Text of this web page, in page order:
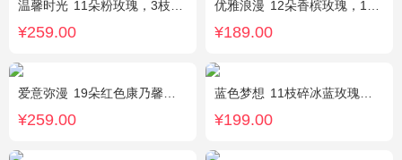
温馨时光 11朵粉玫瑰，3枝多头粉百合，黄莺搭配
¥259.00
优雅浪漫 12朵香槟玫瑰，1枝多头白百合，黄莺搭配
¥189.00
爱意弥漫 19朵红色康乃馨粉，2枝多头粉百合，黄莺、石竹梅搭配
¥259.00
蓝色梦想 11枝碎冰蓝玫瑰，洋甘菊和尤加利叶适量搭配
¥199.00